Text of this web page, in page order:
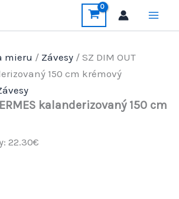
mieru / Závesy / SZ DIM OUT
150 cm krémový
kalanderizovaný 150 cm
22.30€